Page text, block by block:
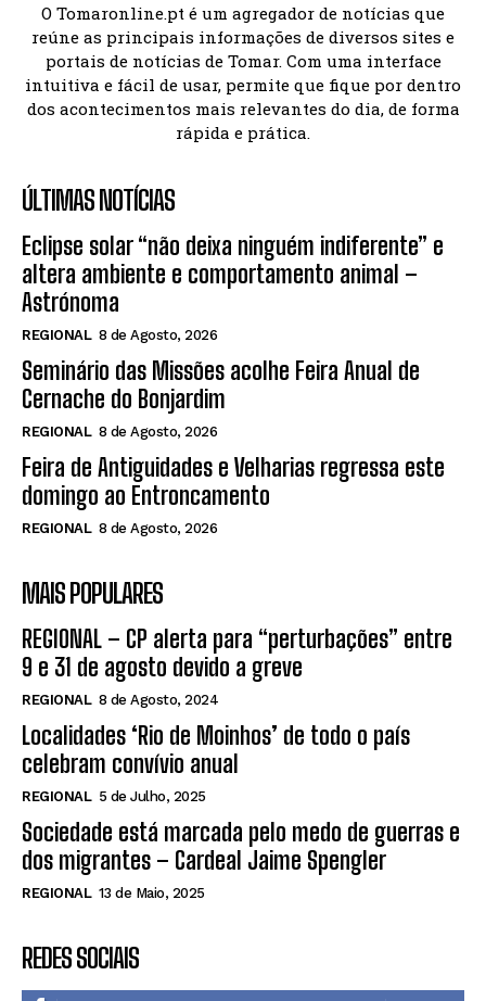
O Tomaronline.pt é um agregador de notícias que
reúne as principais informações de diversos sites e
portais de notícias de Tomar. Com uma interface
intuitiva e fácil de usar, permite que fique por dentro
dos acontecimentos mais relevantes do dia, de forma
rápida e prática.
ÚLTIMAS NOTÍCIAS
Eclipse solar “não deixa ninguém indiferente” e
altera ambiente e comportamento animal –
Astrónoma
REGIONAL 8 de Agosto, 2026
Seminário das Missões acolhe Feira Anual de
Cernache do Bonjardim
REGIONAL 8 de Agosto, 2026
Feira de Antiguidades e Velharias regressa este
domingo ao Entroncamento
REGIONAL 8 de Agosto, 2026
MAIS POPULARES
REGIONAL – CP alerta para “perturbações” entre
9 e 31 de agosto devido a greve
REGIONAL 8 de Agosto, 2024
Localidades ‘Rio de Moinhos’ de todo o país
celebram convívio anual
REGIONAL 5 de Julho, 2025
Sociedade está marcada pelo medo de guerras e
dos migrantes – Cardeal Jaime Spengler
REGIONAL 13 de Maio, 2025
REDES SOCIAIS